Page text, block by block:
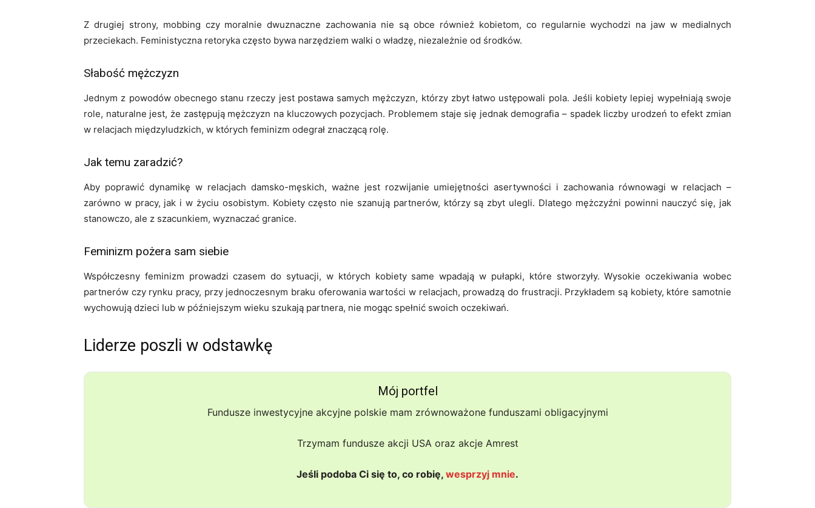
Z drugiej strony, mobbing czy moralnie dwuznaczne zachowania nie są obce również kobietom, co regularnie wychodzi na jaw w medialnych
przeciekach. Feministyczna retoryka często bywa narzędziem walki o władzę, niezależnie od środków.
Słabość mężczyzn
Jednym z powodów obecnego stanu rzeczy jest postawa samych mężczyzn, którzy zbyt łatwo ustępowali pola. Jeśli kobiety lepiej wypełniają swoje
role, naturalne jest, że zastępują mężczyzn na kluczowych pozycjach. Problemem staje się jednak demografia – spadek liczby urodzeń to efekt zmian
w relacjach międzyludzkich, w których feminizm odegrał znaczącą rolę.
Jak temu zaradzić?
Aby poprawić dynamikę w relacjach damsko-męskich, ważne jest rozwijanie umiejętności asertywności i zachowania równowagi w relacjach –
zarówno w pracy, jak i w życiu osobistym. Kobiety często nie szanują partnerów, którzy są zbyt ulegli. Dlatego mężczyźni powinni nauczyć się, jak
stanowczo, ale z szacunkiem, wyznaczać granice.
Feminizm pożera sam siebie
Współczesny feminizm prowadzi czasem do sytuacji, w których kobiety same wpadają w pułapki, które stworzyły. Wysokie oczekiwania wobec
partnerów czy rynku pracy, przy jednoczesnym braku oferowania wartości w relacjach, prowadzą do frustracji. Przykładem są kobiety, które samotnie
wychowują dzieci lub w późniejszym wieku szukają partnera, nie mogąc spełnić swoich oczekiwań.
Liderze poszli w odstawkę
Mój portfel
Fundusze inwestycyjne akcyjne polskie mam zrównoważone funduszami obligacyjnymi
Trzymam fundusze akcji USA oraz akcje Amrest
Jeśli podoba Ci się to, co robię, wesprzyj mnie.